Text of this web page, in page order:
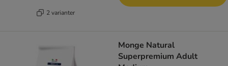
2 varianter
Monge Natural
Superpremium Adult